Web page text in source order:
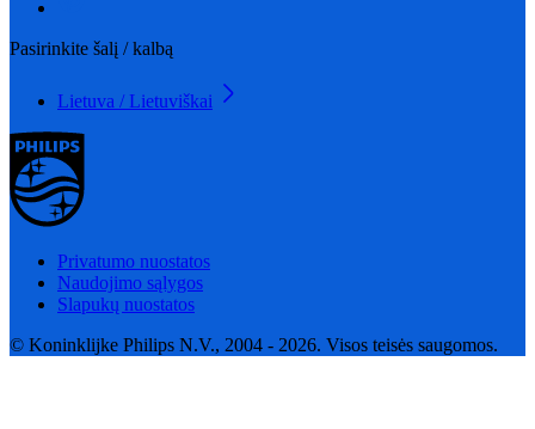
Pasirinkite šalį / kalbą
Lietuva / Lietuviškai
Privatumo nuostatos
Naudojimo sąlygos
Slapukų nuostatos
© Koninklijke Philips N.V., 2004 - 2026. Visos teisės saugomos.